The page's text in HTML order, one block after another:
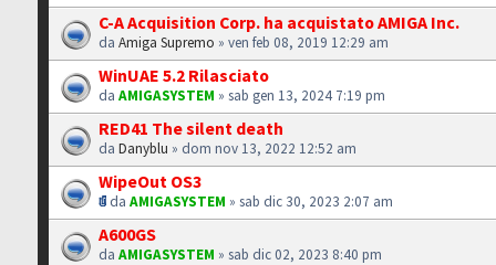
C-A Acquisition Corp. ha acquistato AMIGA Inc.
daAmiga Supremo » ven feb 08, 2019 12:29 am
WinUAE 5.2 Rilasciato
daAMIGASYSTEM » sab gen 13, 2024 7:19 pm
RED41 The silent death
daDanyblu » dom nov 13, 2022 12:52 am
WipeOut OS3
daAMIGASYSTEM » sab dic 30, 2023 2:07 am
A600GS
daAMIGASYSTEM » sab dic 02, 2023 8:40 pm